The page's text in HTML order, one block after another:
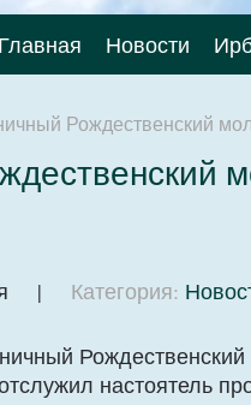
Главная Новости
Рождественский
| Категория:
настоятель